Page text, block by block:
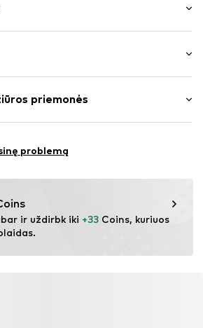
forma
priemonės
problemą
ir uždirbk iki +33 Coins, kuriuos